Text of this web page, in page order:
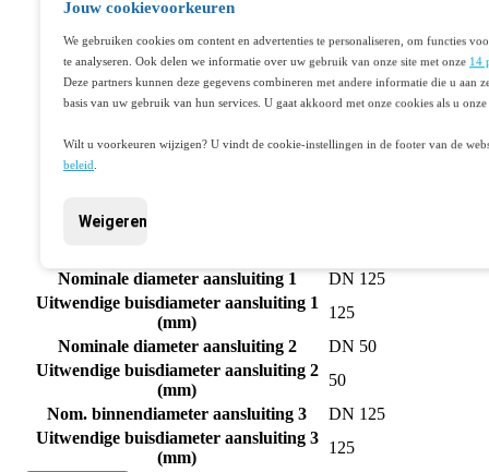
Jouw cookievoorkeuren
We gebruiken cookies om content en advertenties te personaliseren, om functies
te analyseren. Ook delen we informatie over uw gebruik van onze site met onze 14
Deze partners kunnen deze gegevens combineren met andere informatie die u aan
basis van uw gebruik van hun services. U gaat akkoord met onze cookies als u
Wilt u voorkeuren wijzigen? U vindt de cookie-instellingen in de footer van de
beleid
Weigeren
Merk
Productgroep
Fitting met 3
aansluitingen
Serie/Programma
Wadal PVC
hulpstukken
(PVC)
Materiaal aansluiting 2
Materiaal aansluiting 3
Nominale diameter aansluiting 1
DN 125
Uitwendige buisdiameter aansluiting 1
(mm)
125
Nominale diameter aansluiting 2
DN 50
Uitwendige buisdiameter aansluiting 2
(mm)
50
Nom. binnendiameter aansluiting 3
DN 125
Uitwendige buisdiameter aansluiting 3
(mm)
125